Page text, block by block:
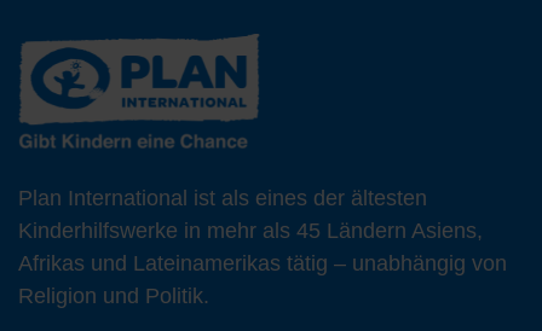
Plan International ist als eines der ältesten
Kinderhilfswerke in mehr als 45 Ländern Asiens,
Afrikas und Lateinamerikas tätig – unabhängig von
Religion und Politik.